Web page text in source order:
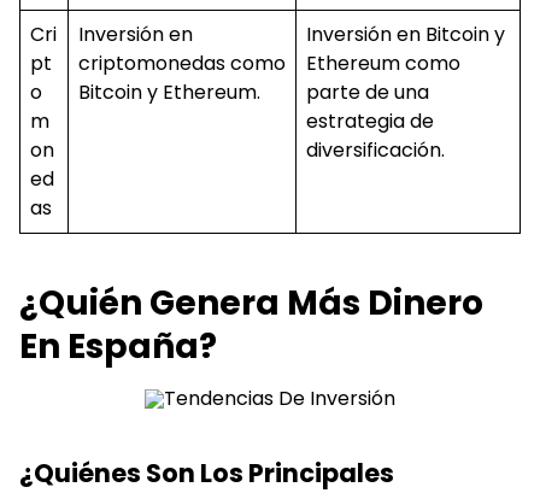
Cri
pt
o
m
on
ed
as
Inversión en
criptomonedas como
Bitcoin y Ethereum.
Inversión en Bitcoin y
Ethereum como
parte de una
estrategia de
diversificación.
¿Quién Genera Más Dinero
En España?
¿Quiénes Son Los Principales